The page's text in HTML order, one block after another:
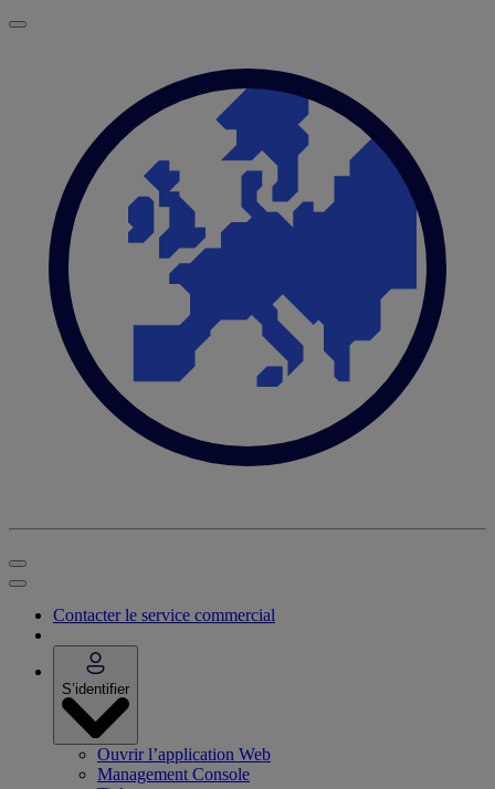
Contacter le service commercial
S’identifier
Ouvrir l’application Web
Management Console